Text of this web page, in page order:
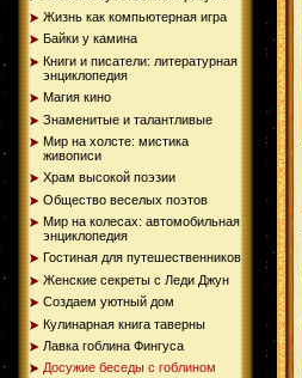
Жизнь как компьютерная игра
Байки у камина
Книги и писатели: литературная
энциклопедия
Магия кино
Знаменитые и талантливые
Мир на холсте: мистика
живописи
Храм высокой поэзии
Общество веселых поэтов
Мир на колесах: автомобильная
энциклопедия
Гостиная для путешественников
Женские секреты с Леди Джун
Создаем уютный дом
Кулинарная книга таверны
Лавка гоблина Фингуса
Досужие беседы с гоблином